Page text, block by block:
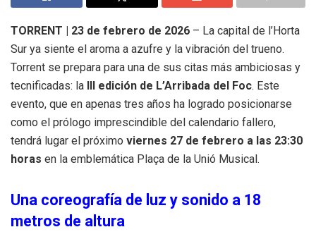
TORRENT | 23 de febrero de 2026 – La capital de l’Horta
Sur ya siente el aroma a azufre y la vibración del trueno.
Torrent se prepara para una de sus citas más ambiciosas y
tecnificadas: la III edición de L’Arribada del Foc. Este
evento, que en apenas tres años ha logrado posicionarse
como el prólogo imprescindible del calendario fallero,
tendrá lugar el próximo viernes 27 de febrero a las 23:30
horas en la emblemática Plaça de la Unió Musical.
Una coreografía de luz y sonido a 18
metros de altura